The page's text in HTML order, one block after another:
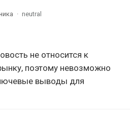
neutral
не относится к
поэтому невозможно
выводы для